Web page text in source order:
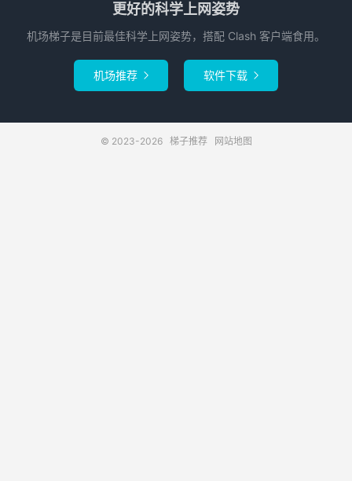
更好的科学上网姿势
机场梯子是目前最佳科学上网姿势，搭配 Clash 客户端食用。
机场推荐  软件下载 
© 2023-2026 梯子推荐 网站地图